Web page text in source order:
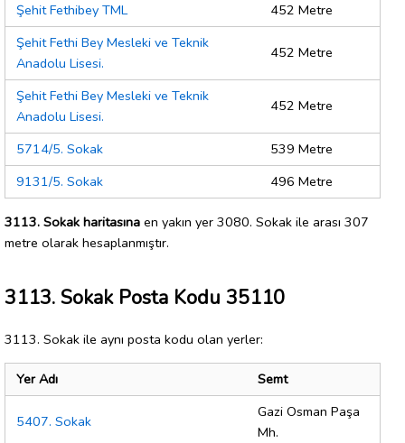
Şehit Fethibey TML
452 Metre
Şehit Fethi Bey Mesleki ve Teknik
Anadolu Lisesi.
452 Metre
Şehit Fethi Bey Mesleki ve Teknik
Anadolu Lisesi.
452 Metre
5714/5. Sokak
539 Metre
9131/5. Sokak
496 Metre
3113. Sokak haritasına en yakın yer 3080. Sokak ile arası 307
metre olarak hesaplanmıştır.
3113. Sokak Posta Kodu 35110
3113. Sokak ile aynı posta kodu olan yerler:
Yer Adı Semt
5407. Sokak
Gazi Osman Paşa
Mh.